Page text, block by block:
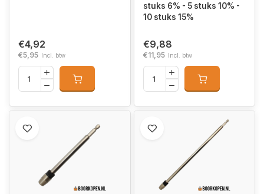
€4,92
€5,95 Incl. btw
stuks 6% - 5 stuks 10% -
10 stuks 15%
€9,88
€11,95 Incl. btw